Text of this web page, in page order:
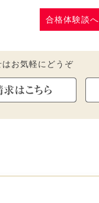
合格体験談
お気軽にどうぞ